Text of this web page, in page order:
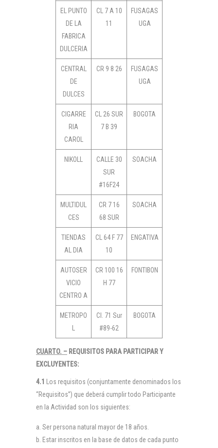
EL PUNTO
DE LA
FABRICA
DULCERIA
CL 7 A 10
11
FUSAGAS
UGA
CENTRAL
DE
DULCES
CR 9 8 26
FUSAGAS
UGA
CIGARRE
RIA
CAROL
CL 26 SUR
7 B 39
BOGOTA
NIKOLL
CALLE 30
SUR
#16F24
SOACHA
MULTIDUL
CES
CR 7 16
68 SUR
SOACHA
TIENDAS
AL DIA
CL 64 F 77
10
ENGATIVA
AUTOSER
VICIO
CENTRO A
CR 100 16
H 77
FONTIBON
METROPO
Cl. 71 Sur
#89-62
BOGOTA
CUARTO. – REQUISITOS PARA PARTICIPAR Y
EXCLUYENTES:
4.1
Los requisitos (conjuntamente denominados los
“Requisitos”) que deberá cumplir todo Participante
en la Actividad son los siguientes:
Ser persona natural mayor de 18 años.
Estar inscritos en la base de datos de cada punto